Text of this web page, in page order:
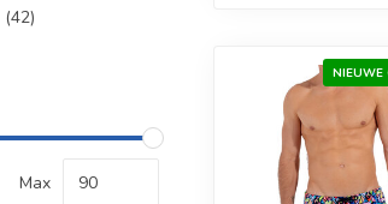
(42)
Max
NIEUWE